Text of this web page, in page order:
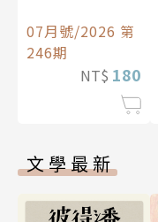
07月號/2026 第
246期
NT$ 180
文學最新